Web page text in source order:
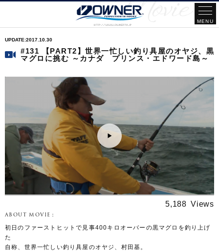
2017.10.30
#131 【PART2】世界一忙しい釣り具屋のオヤジ、黒
マグロに挑む ～カナダ プリンス・エドワード島～
5,188
ABOUT MOVIE：
初日のファーストヒットで見事400キロオーバーの黒マグロを釣り上げ
た
自称、世界一忙しい釣り具屋のオヤジ、村田基。